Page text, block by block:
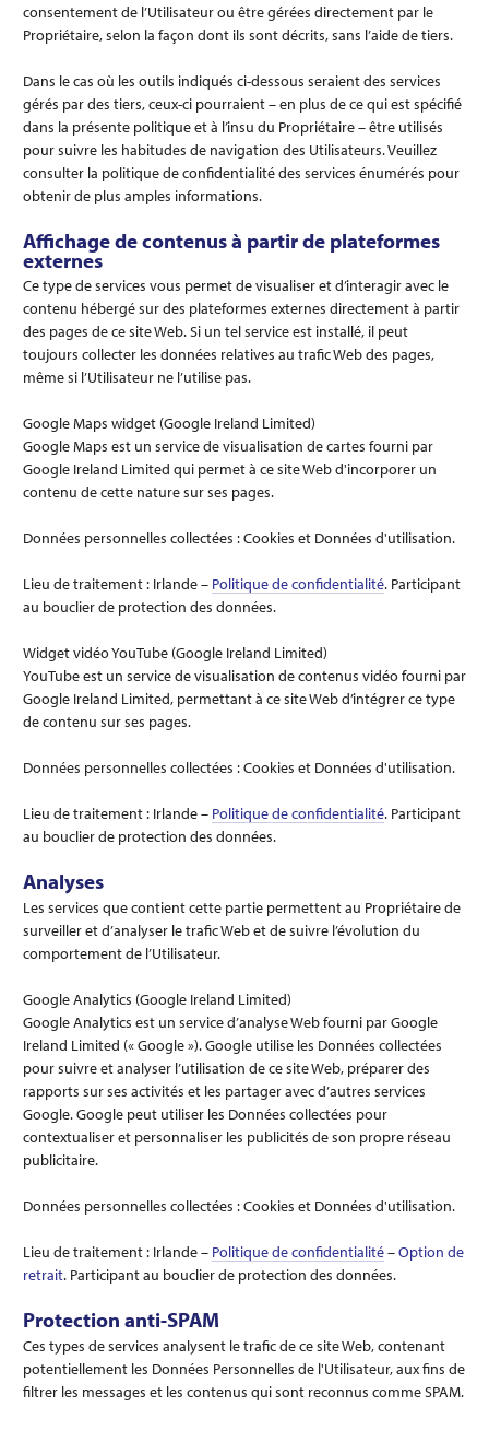
consentement de l’Utilisateur ou être gérées directement par le
Propriétaire, selon la façon dont ils sont décrits, sans l’aide de tiers.
Dans le cas où les outils indiqués ci-dessous seraient des services
gérés par des tiers, ceux-ci pourraient – en plus de ce qui est spécifié
dans la présente politique et à l’insu du Propriétaire – être utilisés
pour suivre les habitudes de navigation des Utilisateurs. Veuillez
consulter la politique de confidentialité des services énumérés pour
obtenir de plus amples informations.
Affichage de contenus à partir de plateformes
externes
Ce type de services vous permet de visualiser et d’interagir avec le
contenu hébergé sur des plateformes externes directement à partir
des pages de ce site Web. Si un tel service est installé, il peut
toujours collecter les données relatives au trafic Web des pages,
même si l’Utilisateur ne l’utilise pas.
Google Maps widget (Google Ireland Limited)
Google Maps est un service de visualisation de cartes fourni par
Google Ireland Limited qui permet à ce site Web d'incorporer un
contenu de cette nature sur ses pages.
Données personnelles collectées : Cookies et Données d'utilisation.
Lieu de traitement : Irlande – Politique de confidentialité. Participant
au bouclier de protection des données.
Widget vidéo YouTube (Google Ireland Limited)
YouTube est un service de visualisation de contenus vidéo fourni par
Google Ireland Limited, permettant à ce site Web d’intégrer ce type
de contenu sur ses pages.
Données personnelles collectées : Cookies et Données d'utilisation.
Lieu de traitement : Irlande – Politique de confidentialité. Participant
au bouclier de protection des données.
Analyses
Les services que contient cette partie permettent au Propriétaire de
surveiller et d’analyser le trafic Web et de suivre l’évolution du
comportement de l’Utilisateur.
Google Analytics (Google Ireland Limited)
Google Analytics est un service d’analyse Web fourni par Google
Ireland Limited (« Google »). Google utilise les Données collectées
pour suivre et analyser l’utilisation de ce site Web, préparer des
rapports sur ses activités et les partager avec d’autres services
Google. Google peut utiliser les Données collectées pour
contextualiser et personnaliser les publicités de son propre réseau
publicitaire.
Données personnelles collectées : Cookies et Données d'utilisation.
Lieu de traitement : Irlande – Politique de confidentialité–Option de
retrait. Participant au bouclier de protection des données.
Protection anti-SPAM
Ces types de services analysent le trafic de ce site Web, contenant
potentiellement les Données Personnelles de l'Utilisateur, aux fins de
filtrer les messages et les contenus qui sont reconnus comme SPAM.